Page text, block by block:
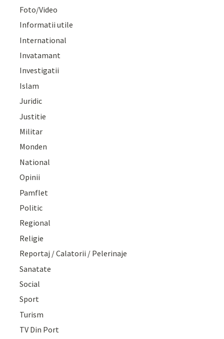
Foto/Video
Informatii utile
International
Invatamant
Investigatii
Islam
Juridic
Justitie
Militar
Monden
National
Opinii
Pamflet
Politic
Regional
Religie
Reportaj / Calatorii / Pelerinaje
Sanatate
Social
Sport
Turism
TV Din Port